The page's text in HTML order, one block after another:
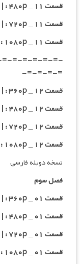
قسمت ۱۱ _ ۴۸۰p : | لینک مستقیم |
قسمت ۱۱ _ ۷۲۰p : | لینک مستقیم |
قسمت ۱۱ _ ۱۰۸۰p : | لینک مستقیم |
=-=-=-=-=-
=-=-=-=-
قسمت ۱۲ _ ۳۶۰p : | لینک مستقیم |
قسمت ۱۲ _ ۴۸۰p : | لینک مستقیم |
قسمت ۱۲ _ ۷۲۰p : | لینک مستقیم |
قسمت ۱۲ _ ۱۰۸۰p : | لینک مستقیم |
نسخه دوبله فارسی
فصل سوم
قسمت ۰۱ _ ۳۶۰p : | لینک مستقیم |
قسمت ۰۱ _ ۴۸۰p : | لینک مستقیم |
قسمت ۰۱ _ ۷۲۰p : | لینک مستقیم |
قسمت ۰۱ _ ۱۰۸۰p : | لینک مستقیم |